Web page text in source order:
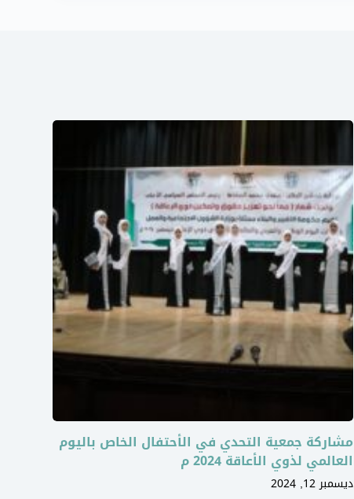
مشاركة جمعية التحدي في الأحتفال الخاص باليوم
العالمي لذوي الأعاقة 2024 م
ديسمبر 12, 2024